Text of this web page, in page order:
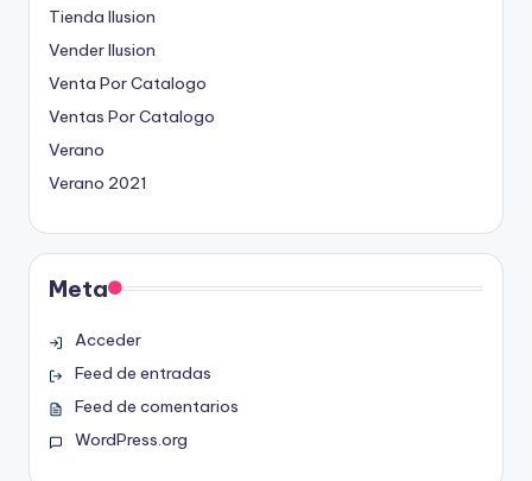
Tienda Ilusion
Vender Ilusion
Venta Por Catalogo
Ventas Por Catalogo
Verano
Verano 2021
Meta
Acceder
Feed de entradas
Feed de comentarios
WordPress.org